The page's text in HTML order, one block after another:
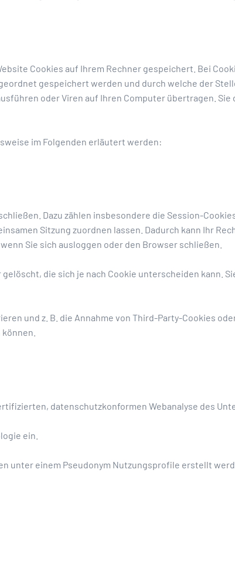
Cookies auf Ihrem Rechner gespeichert. Bei
gespeichert werden und durch welche der
oder Viren auf Ihren Computer übertragen.
im Folgenden erläutert werden:
Dazu zählen insbesondere die Session-
Sitzung zuordnen lassen. Dadurch kann Ihr
Sie sich ausloggen oder den Browser schließen.
die sich je nach Cookie unterscheiden kann.
und z. B. die Annahme von Third-Party-Cookies
datenschutzkonformen Webanalyse des
ein.
unter einem Pseudonym Nutzungsprofile erstellt